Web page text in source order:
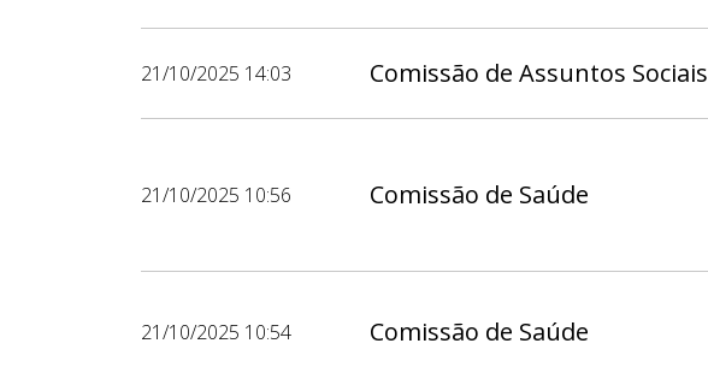
21/10/2025 14:03 Comissão de Assuntos Sociais
21/10/2025 10:56 Comissão de Saúde
21/10/2025 10:54 Comissão de Saúde